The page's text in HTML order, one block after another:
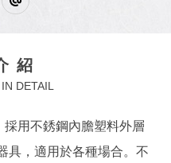
紹
DETAIL
用不銹鋼內膽塑料外層
具，適用於各種場合。不